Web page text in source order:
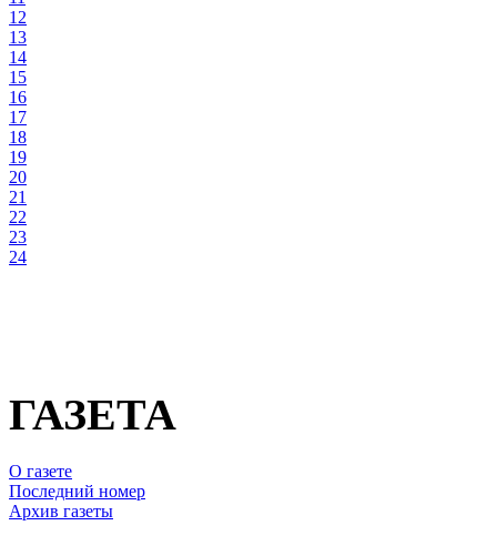
12
13
14
15
16
17
18
19
20
21
22
23
24
ГАЗЕТА
О газете
Последний номер
Архив газеты